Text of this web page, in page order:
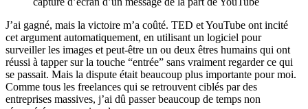
J’ai gagné, mais la victoire m’a coûté. TED et YouTube ont incité
cet argument automatiquement, en utilisant un logiciel pour
surveiller les images et peut-être un ou deux êtres humains qui ont
réussi à tapper sur la touche “entrée” sans vraiment regarder ce qui
se passait. Mais la dispute était beaucoup plus importante pour moi.
Comme tous les freelances qui se retrouvent ciblés par des
entreprises massives, j’ai dû passer beaucoup de temps non